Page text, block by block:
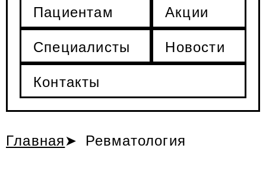
Пациентам
Акции
Специалисты
Новости
Контакты
Главная Ревматология